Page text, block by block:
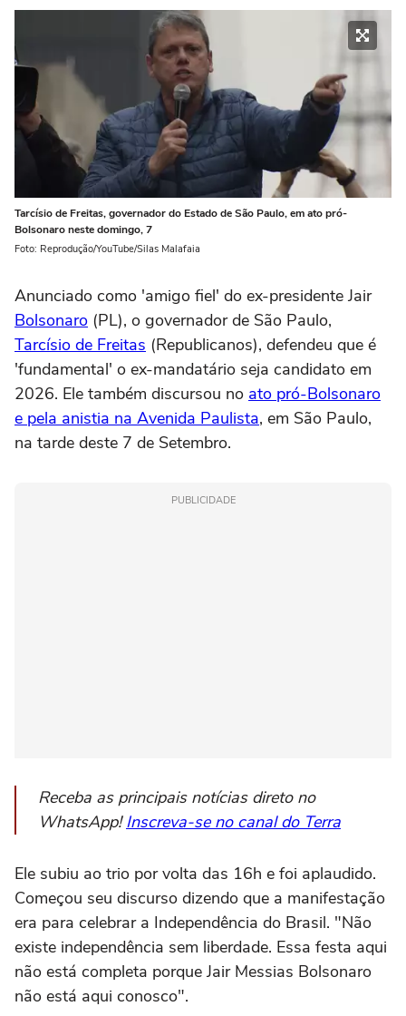
Tarcísio de Freitas, governador do Estado de São Paulo, em ato pró-
Bolsonaro neste domingo, 7
Foto: Reprodução/YouTube/Silas Malafaia
Anunciado como 'amigo fiel' do ex-presidente Jair
Bolsonaro (PL), o governador de São Paulo,
Tarcísio de Freitas (Republicanos), defendeu que é
'fundamental' o ex-mandatário seja candidato em
2026. Ele também discursou no ato pró-Bolsonaro
e pela anistia na Avenida Paulista, em São Paulo,
na tarde deste 7 de Setembro.
PUBLICIDADE
Receba as principais notícias direto no
WhatsApp!Inscreva-se no canal do Terra
Ele subiu ao trio por volta das 16h e foi aplaudido.
Começou seu discurso dizendo que a manifestação
era para celebrar a Independência do Brasil. "Não
existe independência sem liberdade. Essa festa aqui
não está completa porque Jair Messias Bolsonaro
não está aqui conosco".